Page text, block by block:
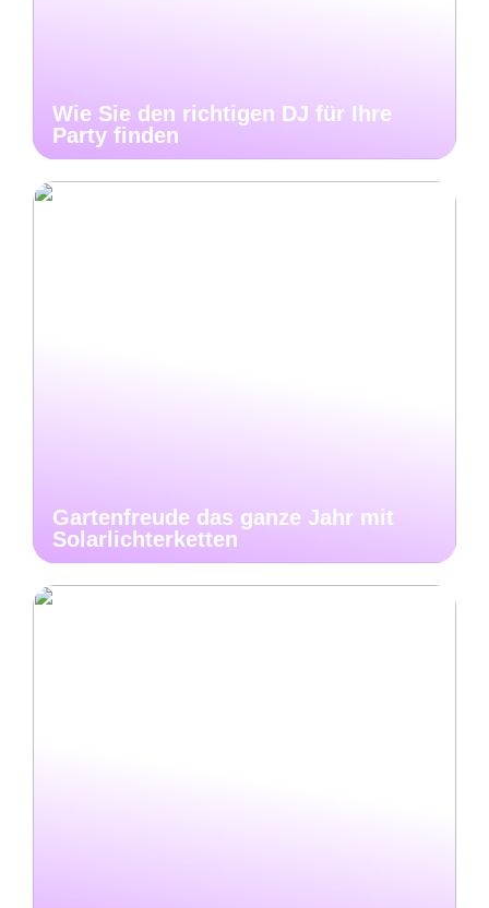
Wie Sie den richtigen DJ für Ihre
Party finden
Gartenfreude das ganze Jahr mit
Solarlichterketten